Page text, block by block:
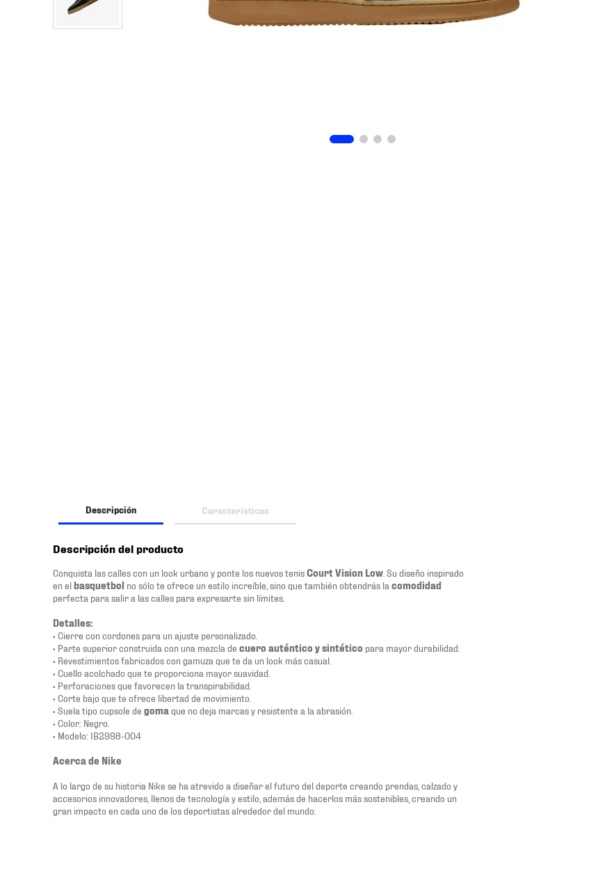
Descripción Características
Descripción del producto
Conquista las calles con un look urbano y ponte los nuevos tenisCourt Vision Low . Su diseño inspirado
en elbasquetbol no sólo te ofrece un estilo increíble, sino que también obtendrás la comodidad
perfecta para salir a las calles para expresarte sin límites.
Detalles:
• Cierre con cordones para un ajuste personalizado.
• Parte superior construida con una mezcla de cuero auténtico y sintético para mayor durabilidad.
• Revestimientos fabricados con gamuza que te da un look más casual.
• Cuello acolchado que te proporciona mayor suavidad.
• Perforaciones que favorecen la transpirabilidad.
• Corte bajo que te ofrece libertad de movimiento.
• Suela tipo cupsole de goma que no deja marcas y resistente a la abrasión.
• Color: Negro.
• Modelo: IB2998-004
Acerca de Nike
A lo largo de su historia Nike se ha atrevido a diseñar el futuro del deporte creando prendas, calzado y
accesorios innovadores, llenos de tecnología y estilo, además de hacerlos más sostenibles, creando un
gran impacto en cada uno de los deportistas alrededor del mundo.